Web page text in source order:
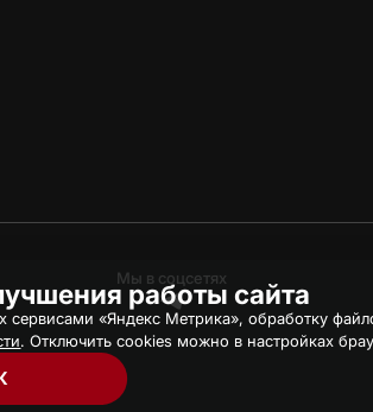
Мы в соцсетях
работы сайта
«Яндекс Метрика», обработку
. Отключить cookies можно в настройках